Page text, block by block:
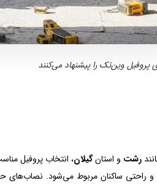
وین‌تک را پیشنهاد می‌کنند
رشت و استانگیلان، انتخاب پروفیل
و راحتی ساکنان مربوط می‌شود. نصاب‌های